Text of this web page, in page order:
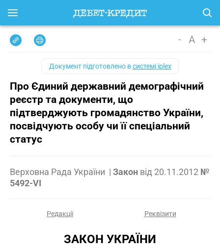
- A +
Документ підготовлено всистемі iplex
Про Єдиний державний демографічний
реєстр та документи, що
підтверджують громадянство України,
посвідчують особу чи її спеціальний
статус
Верховна Рада України | Закон від 20.11.2012 №
5492-VI
Редакції Реквізити
ЗАКОН УКРАЇНИ